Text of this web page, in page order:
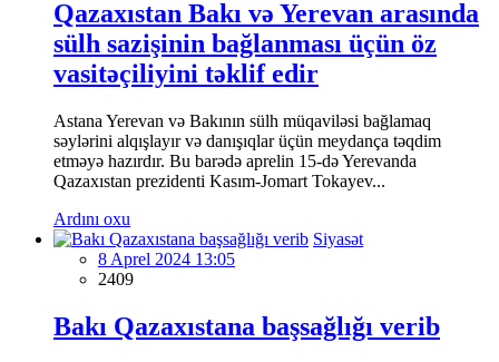
Qazaxıstan Bakı və Yerevan arasında
sülh sazişinin bağlanması üçün öz
vasitəçiliyini təklif edir
Astana Yerevan və Bakının sülh müqaviləsi bağlamaq
səylərini alqışlayır və danışıqlar üçün meydança təqdim
etməyə hazırdır. Bu barədə aprelin 15-də Yerevanda
Qazaxıstan prezidenti Kasım-Jomart Tokayev...
Ardını oxu
Siyasət
8 Aprel 2024 13:05
2409
Bakı Qazaxıstana başsağlığı verib